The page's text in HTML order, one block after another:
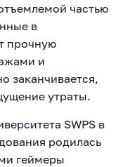
частью
в
прочную
и
заканчивается,
утраты.
SWPS в
родилась
геймеры